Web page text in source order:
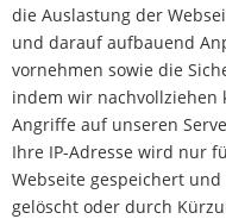
die Auslastung der
und darauf aufbauend
vornehmen sowie die
indem wir nachvollziehen
Angriffe auf unseren
Ihre IP-Adresse wird nur
Webseite gespeichert
gelöscht oder durch